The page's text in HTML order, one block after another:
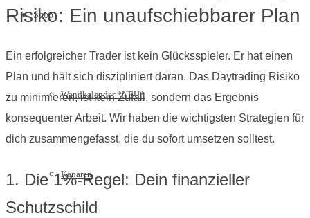
Shop
Wandkalender *NEU*
Kanaren
Risiko: Ein unaufschiebbarer Plan
Ein erfolgreicher Trader ist kein Glücksspieler. Er hat einen
Plan und hält sich diszipliniert daran. Das Daytrading Risiko
zu minimieren, ist kein Zufall, sondern das Ergebnis
konsequenter Arbeit. Wir haben die wichtigsten Strategien für
dich zusammengefasst, die du sofort umsetzen solltest.
1. Die 1%-Regel: Dein finanzieller
Schutzschild